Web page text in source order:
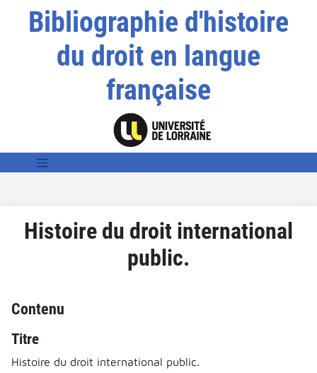
Bibliographie d'histoire
du droit en langue
française
Histoire du droit international
public.
Contenu
Titre
Histoire du droit international public.